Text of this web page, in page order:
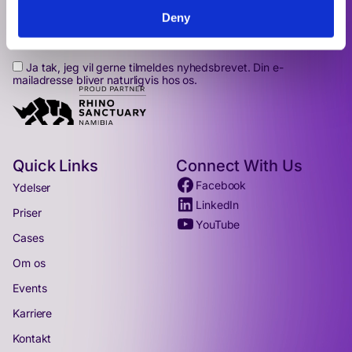
Deny
Ja tak, jeg vil gerne tilmeldes nyhedsbrevet. Din e-
mailadresse bliver naturligvis hos os.
Quick Links
Ydelser
Priser
Cases
Om os
Events
Karriere
Kontakt
Connect With Us
Facebook
LinkedIn
YouTube